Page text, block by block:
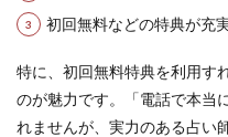
初回無料などの特典が充
特に、初回無料特典を利用す
のが魅力です。「電話で本当
れませんが、実力のある占い